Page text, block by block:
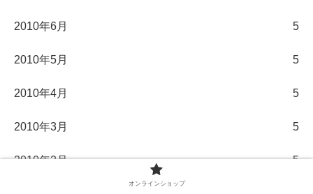
2010年6月 5
2010年5月 5
2010年4月 5
2010年3月 5
2010年2月 5
オンラインショップ